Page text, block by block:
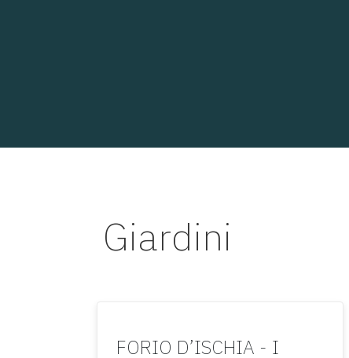
Giardini
FORIO D’ISCHIA - I